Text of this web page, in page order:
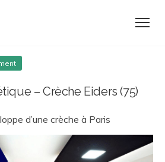
– Crèche Eiders (75)
d’une crèche à Paris